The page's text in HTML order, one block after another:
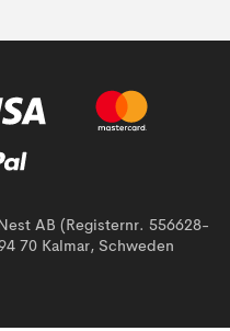
AB (Registernr. 556628-
70 Kalmar, Schweden